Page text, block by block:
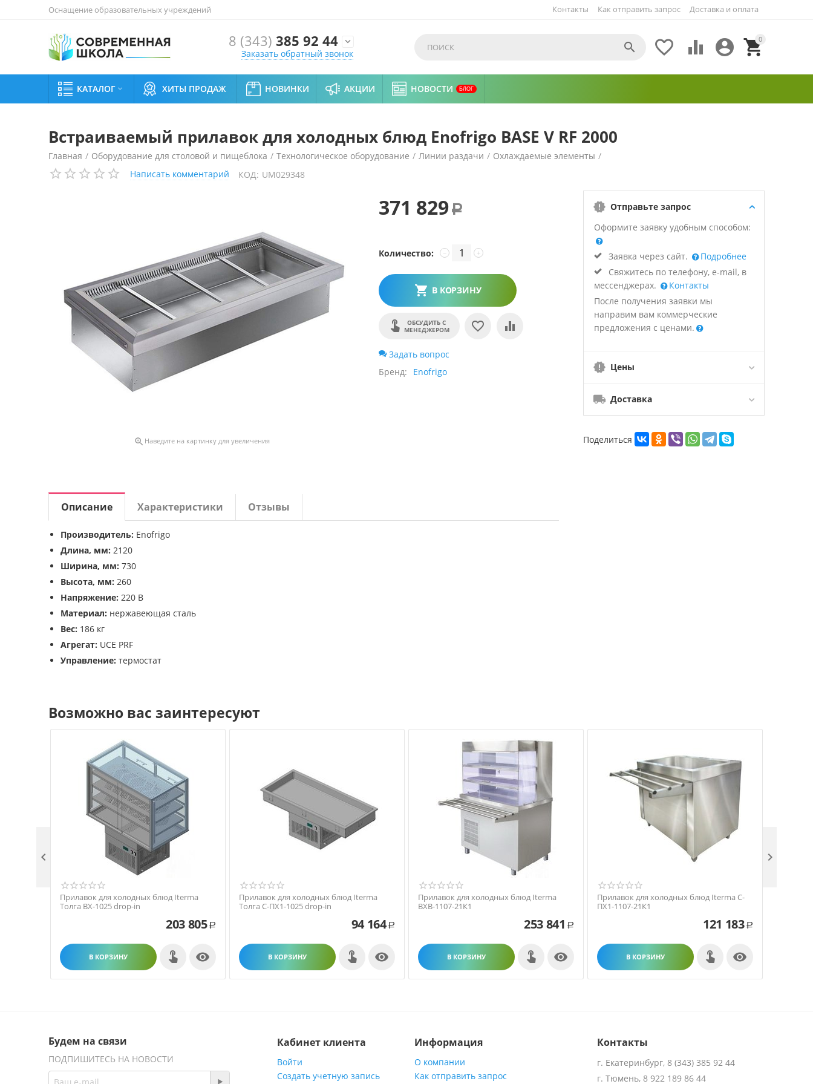
Оснащение образовательных учреждений Как отправить запрос Доставка и оплата
Контакты
8 (343) 385 92 44 
Заказать обратный звонок
0


 

КАТАЛОГ  ХИТЫ ПРОДАЖ НОВИНКИ АКЦИИ НОВОСТИ БЛОГ
Встраиваемый прилавок для холодных блюд Enofrigo BASE V RF 2000
Главная / Оборудование для столовой и пищеблока / Технологическое оборудование / Линии раздачи / Охлаждаемые элементы /
Встраиваемый прилавок для холодных блюд Enofrigo BASE V RF 2000
Написать комментарий КОД: UM029348
 Наведите на картинку для увеличения
371 829 Р
Количество: +
−
В КОРЗИНУ
ОБСУДИТЬ С
МЕНЕДЖЕРОМ
Задать вопрос
Бренд
Enofrigo
Отправьте запрос
Оформите заявку удобным способом:
Заявка через сайт.
Подробнее
Свяжитесь по телефону, e-mail, в
мессенджерах.
Контакты
После получения заявки мы
направим вам коммерческие
предложения с ценами.
Цены
Доставка
Поделиться
Описание Характеристики Отзывы
Производитель: Enofrigo
Длина, мм: 2120
Ширина, мм: 730
Высота, мм: 260
Напряжение: 220 В
Материал: нержавеющая сталь
Вес: 186 кг
Агрегат: UCE PRF
Управление: термостат
Возможно вас заинтересуют
Прилавок для холодных блюд Iterma
Толга ВХ-1025 drop-in
203 805 Р
В КОРЗИНУ 
Прилавок для холодных блюд Iterma
Толга С-ПХ1-1025 drop-in
94 164 Р
В КОРЗИНУ 
Прилавок для холодных блюд Iterma
ВХВ-1107-21К1
253 841 Р
В КОРЗИНУ 
Прилавок для холодных блюд Iterma С-
ПХ1-1107-21К1
121 183 Р
В КОРЗИНУ 
 
Будем на связи
ПОДПИШИТЕСЬ НА НОВОСТИ
Кабинет клиента
Войти
Создать учетную запись
Информация
О компании
Как отправить запрос
Контакты
г. Екатеринбург, 8 (343) 385 92 44
г. Тюмень, 8 922 189 86 44